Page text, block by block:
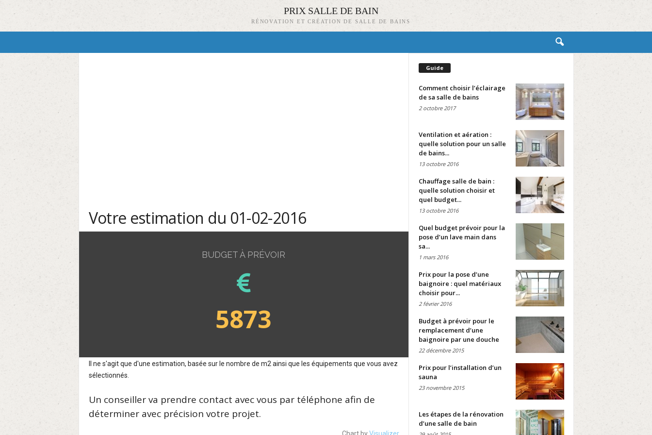
PRIX SALLE DE BAIN
RÉNOVATION ET CRÉATION DE SALLE DE BAINS
Votre estimation du 01-02-2016
BUDGET À PRÉVOIR
5873
Il ne s'agit que d'une estimation, basée sur le nombre de m2 ainsi que les équipements que vous avez
sélectionnés.
Un conseiller va prendre contact avec vous par téléphone afin de
déterminer avec précision votre projet.
Chart byVisualizer
Guide
Comment choisir l’éclairage
de sa salle de bains
2 octobre 2017
Ventilation et aération :
quelle solution pour un salle
de bains...
13 octobre 2016
Chauffage salle de bain :
quelle solution choisir et
quel budget...
13 octobre 2016
Quel budget prévoir pour la
pose d’un lave main dans
sa...
1 mars 2016
Prix pour la pose d’une
baignoire : quel matériaux
choisir pour...
2 février 2016
Budget à prévoir pour le
remplacement d’une
baignoire par une douche
22 décembre 2015
Prix pour l’installation d’un
sauna
23 novembre 2015
Les étapes de la rénovation
d’une salle de bain